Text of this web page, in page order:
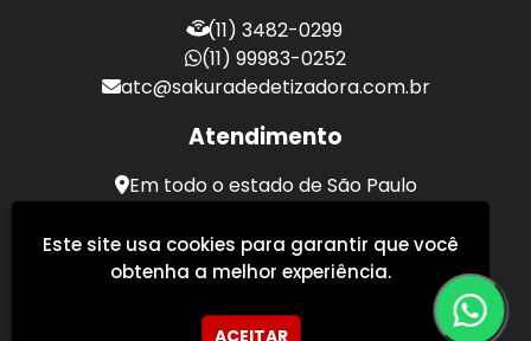
(11) 3482-0299
(11) 99983-0252
atc@sakuradedetizadora.com.br
Atendimento
Em todo o estado de São Paulo
Este site usa cookies para garantir que você
obtenha a melhor experiência.
ACEITAR